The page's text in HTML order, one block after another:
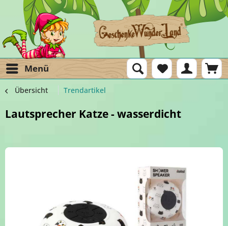
Menü
Übersicht Trendartikel
Lautsprecher Katze - wasserdicht